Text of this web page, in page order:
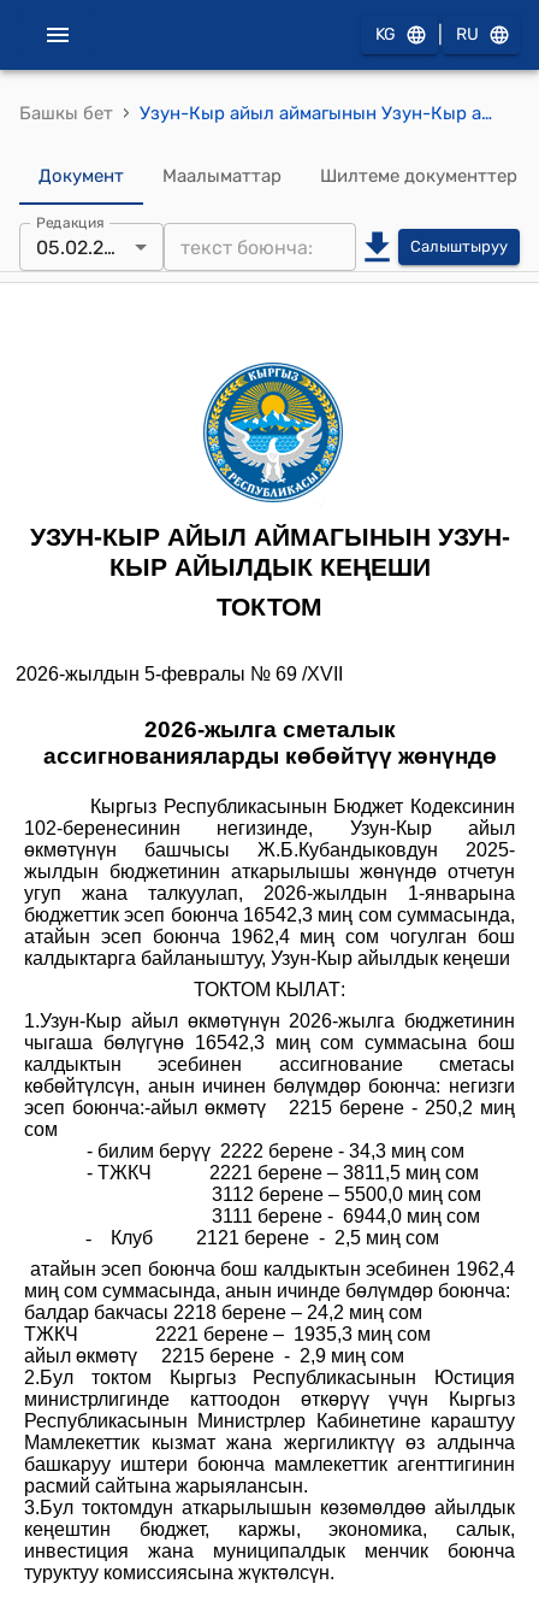
KG RU
Башкы бет › Узун-Кыр айыл аймагынын Узун-Кыр айылдык кеңешинин 2026-жылдын 5-февралы № 69 /ХVII "2026-жылга сметалык ассигнованияларды көбөйтүү жөнүндө" токтому
Документ Маалыматтар Шилтеме документтер
Редакция
05.02.2026 Салыштыруу